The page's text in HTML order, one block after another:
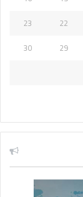
22
23
29
30